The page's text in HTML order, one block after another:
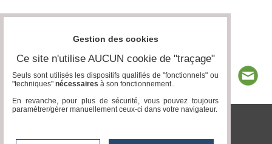
tvlocale.fr
Gestion des cookies
Ce site n'utilise AUCUN cookie de "traçage"
Seuls sont utilisés les dispositifs qualifiés de "fonctionnels" ou
"techniques" nécessaires à son fonctionnement..
En revanche, pour plus de sécurité, vous pouvez toujours
paramétrer/gérer manuellement ceux-ci dans votre navigateur.